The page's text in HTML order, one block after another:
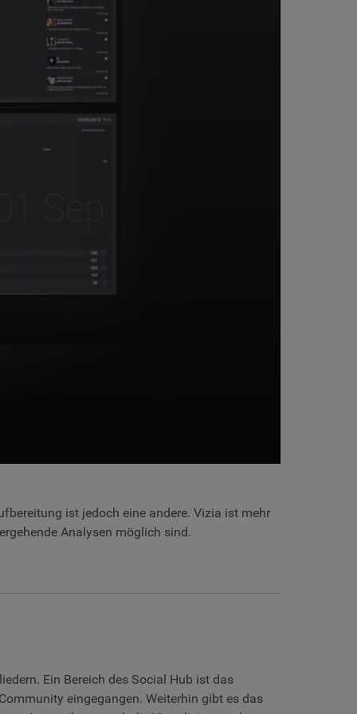
ist jedoch eine andere. Vizia ist mehr
Analysen möglich sind.
Ein Bereich des Social Hub ist das
eingegangen. Weiterhin gibt es das